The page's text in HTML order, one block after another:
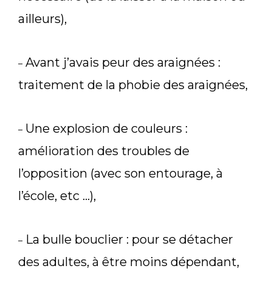
ailleurs),
– Avant j’avais peur des araignées :
traitement de la phobie des araignées,
– Une explosion de couleurs :
amélioration des troubles de
l’opposition (avec son entourage, à
l’école, etc …),
– La bulle bouclier : pour se détacher
des adultes, à être moins dépendant,